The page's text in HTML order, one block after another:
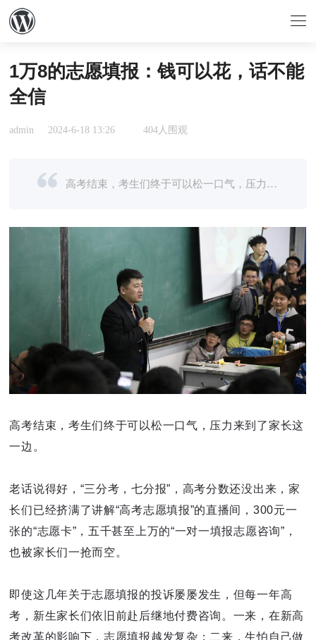
1万8的志愿填报：钱可以花，话不能
全信
admin 2024-6-18 13:26 404人围观
高考结束，考生们终于可以松一口气，压力来到了家长这一边。老话说得好，“三分考，七分报”，高考分数还没出来，家长们已经挤满了讲解“高考志愿填报”的直播间，300元一张的“志愿卡”，五千甚至上万的“一对一填 ...
高考结束，考生们终于可以松一口气，压力来到了家长这
一边。
老话说得好，“三分考，七分报”，高考分数还没出来，家
长们已经挤满了讲解“高考志愿填报”的直播间，300元一
张的“志愿卡”，五千甚至上万的“一对一填报志愿咨询”，
也被家长们一抢而空。
即使这几年关于志愿填报的投诉屡屡发生，但每一年高
考，新生家长们依旧前赴后继地付费咨询。一来，在新高
考改革的影响下，志愿填报越发复杂；二来，生怕自己做